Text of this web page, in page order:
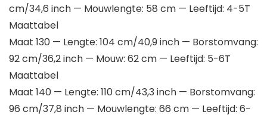
cm/34,6 inch — Mouwlengte: 58 cm — Leeftijd: 4-5T
Maattabel
Maat 130 — Lengte: 104 cm/40,9 inch — Borstomvang:
92 cm/36,2 inch — Mouw: 62 cm — Leeftijd: 5-6T
Maattabel
Maat 140 — Lengte: 110 cm/43,3 inch — Borstomvang:
96 cm/37,8 inch — Mouwlengte: 66 cm — Leeftijd: 6-